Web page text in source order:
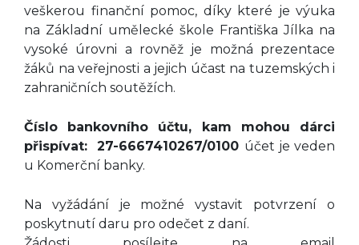
veškerou finanční pomoc, díky které je výuka
na Základní umělecké škole Františka Jílka na
vysoké úrovni a rovněž je možná prezentace
žáků na veřejnosti a jejich účast na tuzemských i
zahraničních soutěžích.
Číslo bankovního účtu, kam mohou dárci
přispívat: 27-6667410267/0100 účet je veden
u Komerční banky.
Na vyžádání je možné vystavit potvrzení o
poskytnutí daru pro odečet z daní.